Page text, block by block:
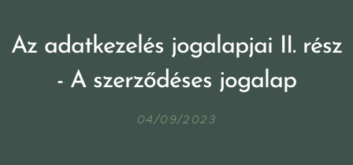
Az adatkezelés jogalapjai II. rész
- A szerződéses jogalap
04/09/2023